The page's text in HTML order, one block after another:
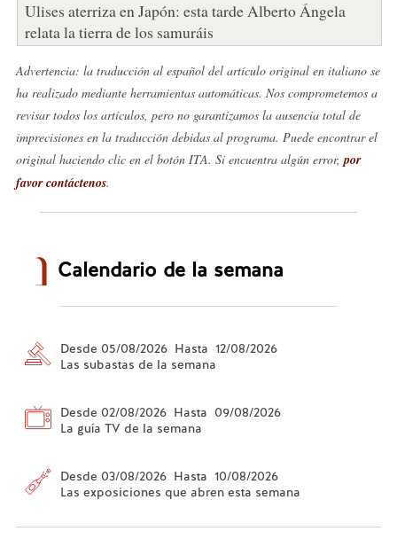
Ulises aterriza en Japón: esta tarde Alberto Ángela
relata la tierra de los samuráis
Advertencia: la traducción al español del artículo original en italiano se
ha realizado mediante herramientas automáticas. Nos comprometemos a
revisar todos los artículos, pero no garantizamos la ausencia total de
imprecisiones en la traducción debidas al programa. Puede encontrar el
original haciendo clic en el botón ITA. Si encuentra algún error,por
favor contáctenos.
Calendario de la semana
Desde 05/08/2026 Hasta 12/08/2026
Las subastas de la semana
Desde 02/08/2026 Hasta 09/08/2026
La guía TV de la semana
Desde 03/08/2026 Hasta 10/08/2026
Las exposiciones que abren esta semana